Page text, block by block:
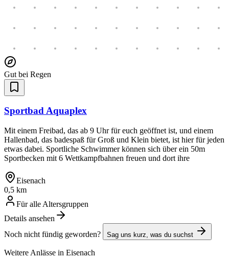
Gut bei Regen
Sportbad Aquaplex
Mit einem Freibad, das ab 9 Uhr für euch geöffnet ist, und einem
Hallenbad, das badespaß für Groß und Klein bietet, ist hier für jeden
etwas dabei. Sportliche Schwimmer können sich über ein 50m
Sportbecken mit 6 Wettkampfbahnen freuen und dort ihre
Eisenach
0,5 km
Für alle Altersgruppen
Details ansehen
Noch nicht fündig geworden?
Sag uns kurz, was du suchst
Weitere Anlässe in Eisenach